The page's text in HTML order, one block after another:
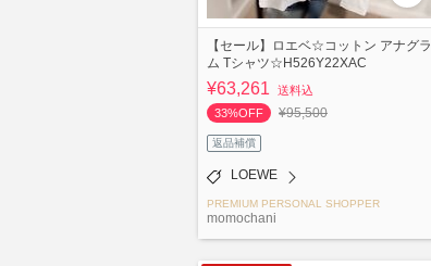
【セール】ロエベ☆コットン アナグラ
ム Tシャツ☆H526Y22XAC
¥63,261
送料込
33%OFF
¥95,500
返品補償
LOEWE
PREMIUM PERSONAL SHOPPER
momochani